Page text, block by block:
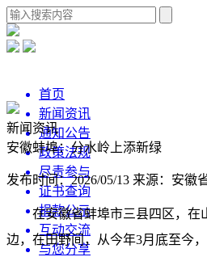
首页
新闻资讯
通知公告
政策法规
尽责参与
证书查询
捐款公示
互动交流
与您分享
新闻资讯
安徽蚌埠：分水岭上添新绿
发布时间：2026/05/13 来源：安徽
在安徽省蚌埠市三县四区，在
边，在田野间，从今年3月底至今